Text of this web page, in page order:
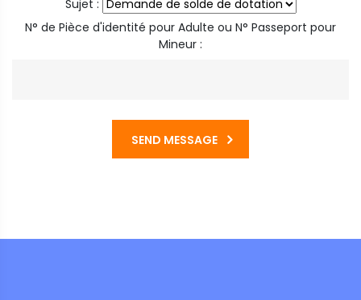
Sujet :
N° de Pièce d'identité pour Adulte ou N° Passeport pour
Mineur :
SEND MESSAGE